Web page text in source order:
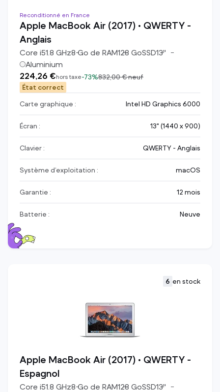
Reconditionné en France
Apple MacBook Air (2017) • QWERTY -
Anglais
Core i51.8 GHz8Go de RAM128 GoSSD13"
Aluminium
224,26 €hors taxe-73%832,00 €neuf
État correct
Carte graphique :
Intel HD Graphics 6000
Écran : 13" (1440 x 900)
Clavier : QWERTY - Anglais
Système d’exploitation : macOS
Garantie : 12 mois
Batterie : Neuve
6 en stock
Apple MacBook Air (2017) • QWERTY -
Espagnol
Core i51.8 GHz8Go de RAM128 GoSSD13"